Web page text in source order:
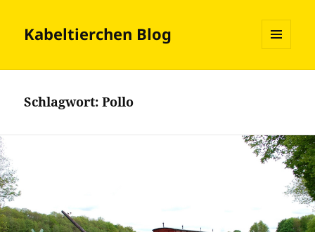
Kabeltierchen Blog
UND
Schlagwort:Pollo